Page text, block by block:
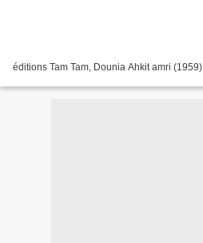
éditions Tam Tam, Dounia Ahkit amri (1959)